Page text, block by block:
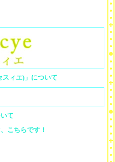
ィエ)」について
て
こちらです！